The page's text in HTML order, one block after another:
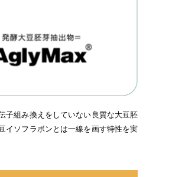
子組み換えをしていない良質な大豆胚
イソフラボンとは一線を画す特性を実